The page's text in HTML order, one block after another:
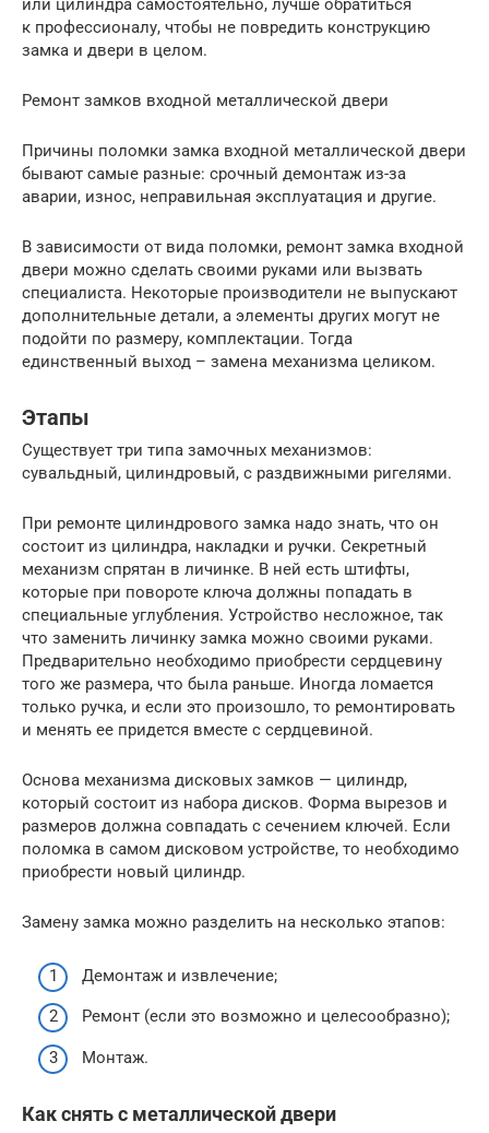
или цилиндра самостоятельно, лучше обратиться
к профессионалу, чтобы не повредить конструкцию
замка и двери в целом.
Ремонт замков входной металлической двери
Причины поломки замка входной металлической двери
бывают самые разные: срочный демонтаж из-за
аварии, износ, неправильная эксплуатация и другие.
В зависимости от вида поломки, ремонт замка входной
двери можно cделать своими руками или вызвать
специалиста. Некоторые производители не выпускают
дополнительные детали, а элементы других могут не
подойти по размеру, комплектации. Тогда
единственный выход – замена механизма целиком.
Этапы
Существует три типа замочных механизмов:
сувальдный, цилиндровый, с раздвижными ригелями.
При ремонте цилиндрового замка надо знать, что он
состоит из цилиндра, накладки и ручки. Секретный
механизм спрятан в личинке. В ней есть штифты,
которые при повороте ключа должны попадать в
специальные углубления. Устройство несложное, так
что заменить личинку замка можно своими руками.
Предварительно необходимо приобрести сердцевину
того же размера, что была раньше. Иногда ломается
только ручка, и если это произошло, то ремонтировать
и менять ее придется вместе с сердцевиной.
Основа механизма дисковых замков — цилиндр,
который состоит из набора дисков. Форма вырезов и
размеров должна совпадать с сечением ключей. Если
поломка в самом дисковом устройстве, то необходимо
приобрести новый цилиндр.
Замену замка можно разделить на несколько этапов:
Демонтаж и извлечение;
Ремонт (если это возможно и целесообразно);
Монтаж.
Как снять с металлической двери